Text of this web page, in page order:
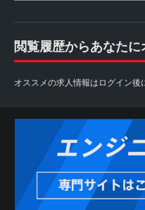
閲覧履歴からあなた
オススメの求人情報はログイン後